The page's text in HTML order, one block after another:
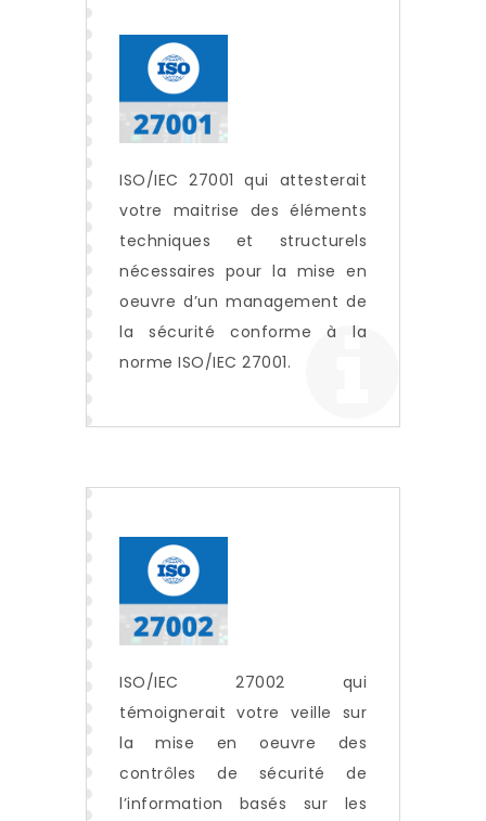
ISO/IEC 27001 qui attesterait
votre maitrise des éléments
techniques et structurels
nécessaires pour la mise en
oeuvre d’un management de
la sécurité conforme à la
norme ISO/IEC 27001.
ISO/IEC 27002 qui
témoignerait votre veille sur
la mise en oeuvre des
contrôles de sécurité de
l’information basés sur les